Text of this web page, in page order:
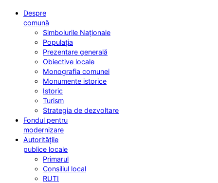
Despre
comună
Simbolurile Naționale
Populația
Prezentare generală
Obiective locale
Monografia comunei
Monumente istorice
Istoric
Turism
Strategia de dezvoltare
Fondul pentru
modernizare
Autoritățile
publice locale
Primarul
Consiliul local
RUTI